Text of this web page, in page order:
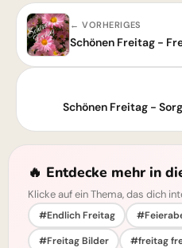
← VORHERIGES
Schönen Freitag -
🔥 Entdecke mehr in
Klicke auf ein Thema, das dich
#Endlich Freitag
#Freitag Bilder
#freitag